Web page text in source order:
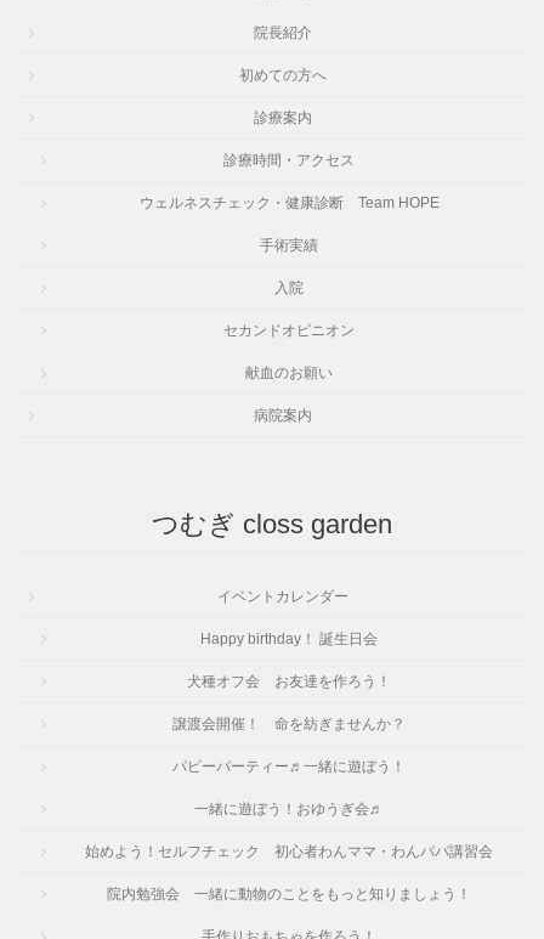
院長紹介
初めての方へ
診療案内
診療時間・アクセス
ウェルネスチェック・健康診断 Team HOPE
手術実績
入院
セカンドオピニオン
献血のお願い
病院案内
つむぎ closs garden
イベントカレンダー
Happy birthday！ 誕生日会
犬種オフ会 お友達を作ろう！
譲渡会開催！ 命を紡ぎませんか？
パピーパーティー♬一緒に遊ぼう！
一緒に遊ぼう！おゆうぎ会♬
始めよう！セルフチェック 初心者わんママ・わんパパ講習会
院内勉強会 一緒に動物のことをもっと知りましょう！